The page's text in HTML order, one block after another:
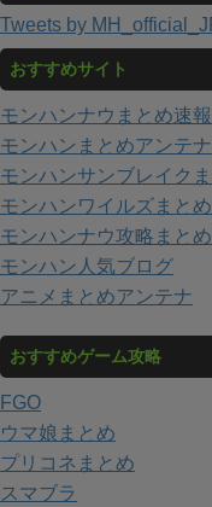
Tweets by
おすすめサイト
モンハンナウまとめ速
モンハンまとめアンテナ
モンハンサンブレイク
モンハンワイルズまと
モンハンナウ攻略まと
モンハン人気ブログ
アニメまとめアンテナ
おすすめゲーム攻略
FGO
ウマ娘まとめ
プリコネまとめ
スマブラ